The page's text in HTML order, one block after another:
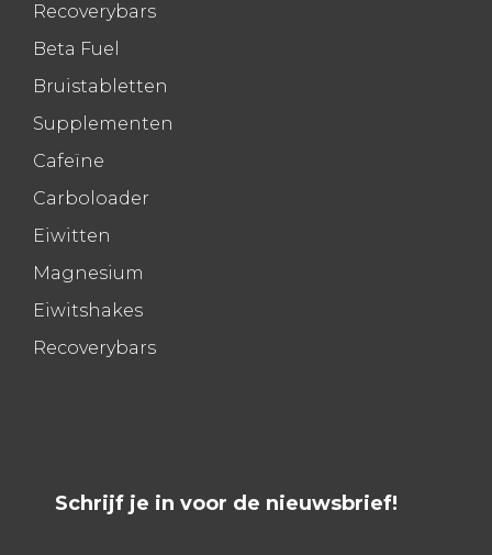
Recoverybars
Beta Fuel
Bruistabletten
Supplementen
Cafeïne
Carboloader
Eiwitten
Magnesium
Eiwitshakes
Recoverybars
Schrijf je in voor de nieuwsbrief!